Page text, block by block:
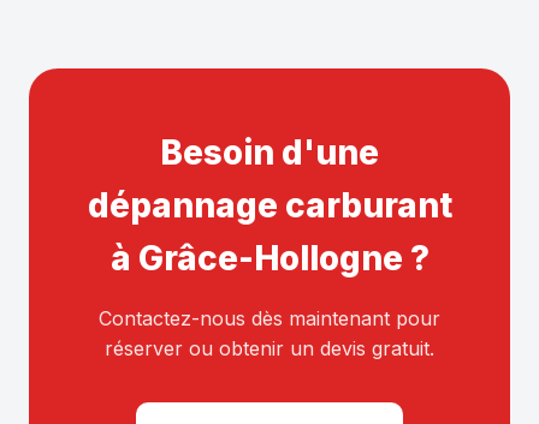
Besoin d'une
dépannage carburant
à Grâce-Hollogne ?
Contactez-nous dès maintenant pour
réserver ou obtenir un devis gratuit.